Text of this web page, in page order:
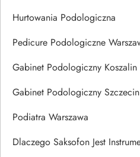
Hurtowania Podologiczna
Pedicure Podologiczne
Gabinet Podologiczny Koszalin
Gabinet Podologiczny Szczecin
Podiatra Warszawa
Dlaczego Saksofon Jest